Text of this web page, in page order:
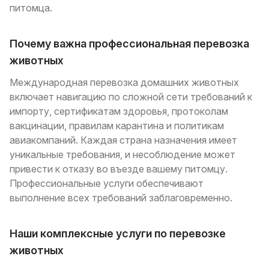
питомца.
Почему важна профессиональная перевозка
животных
Международная перевозка домашних животных
включает навигацию по сложной сети требований к
импорту, сертификатам здоровья, протоколам
вакцинации, правилам карантина и политикам
авиакомпаний. Каждая страна назначения имеет
уникальные требования, и несоблюдение может
привести к отказу во въезде вашему питомцу.
Профессиональные услуги обеспечивают
выполнение всех требований заблаговременно.
Наши комплексные услуги по перевозке
животных